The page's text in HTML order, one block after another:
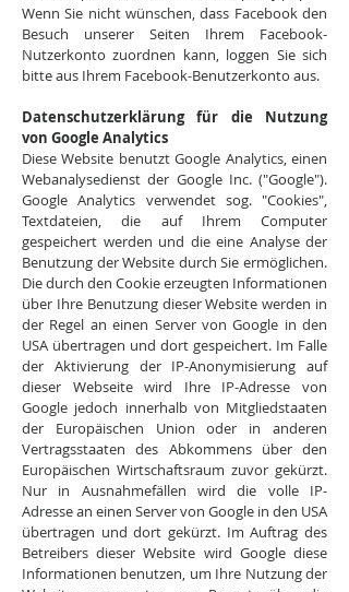
Wenn Sie nicht wünschen, dass Facebook den
Besuch unserer Seiten Ihrem Facebook-
Nutzerkonto zuordnen kann, loggen Sie sich
bitte aus Ihrem Facebook-Benutzerkonto aus.
Datenschutzerklärung für die Nutzung
von Google Analytics
Diese Website benutzt Google Analytics, einen
Webanalysedienst der Google Inc. ("Google").
Google Analytics verwendet sog. "Cookies",
Textdateien, die auf Ihrem Computer
gespeichert werden und die eine Analyse der
Benutzung der Website durch Sie ermöglichen.
Die durch den Cookie erzeugten Informationen
über Ihre Benutzung dieser Website werden in
der Regel an einen Server von Google in den
USA übertragen und dort gespeichert. Im Falle
der Aktivierung der IP-Anonymisierung auf
dieser Webseite wird Ihre IP-Adresse von
Google jedoch innerhalb von Mitgliedstaaten
der Europäischen Union oder in anderen
Vertragsstaaten des Abkommens über den
Europäischen Wirtschaftsraum zuvor gekürzt.
Nur in Ausnahmefällen wird die volle IP-
Adresse an einen Server von Google in den USA
übertragen und dort gekürzt. Im Auftrag des
Betreibers dieser Website wird Google diese
Informationen benutzen, um Ihre Nutzung der